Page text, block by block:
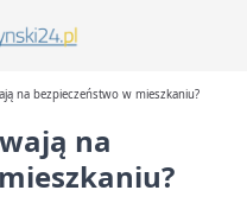
na bezpieczeństwo w mieszkaniu?
na